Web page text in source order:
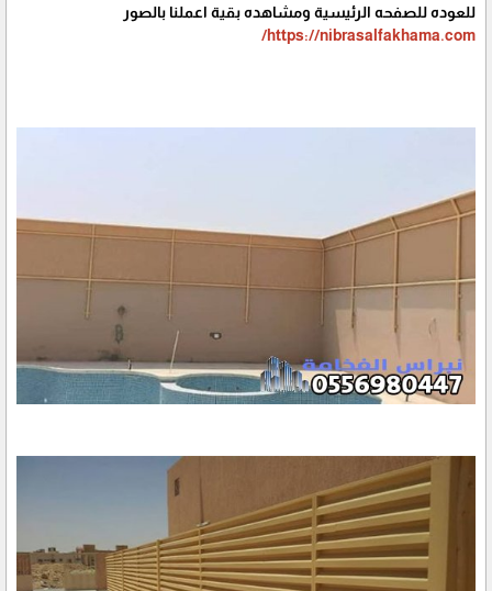
للعوده للصفحه الرئيسية ومشاهده بقية اعملنا بالصور
https://nibrasalfakhama.com/